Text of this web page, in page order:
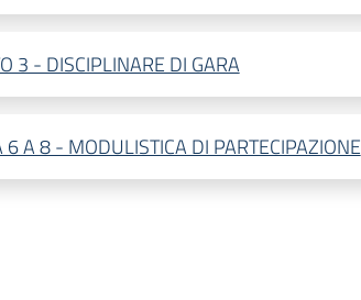
3 - DISCIPLINARE DI GARA
6 A 8 - MODULISTICA DI PARTECIPAZIONE